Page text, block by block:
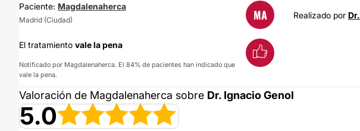
Paciente: Magdalenaherca
Madrid (Ciudad) MA Realizado por
El tratamiento vale la pena
Notificado por Magdalenaherca. El 84% de pacientes han indicado que
vale la pena.
Valoración de Magdalenaherca sobre Dr. Ignacio Genol
5.0